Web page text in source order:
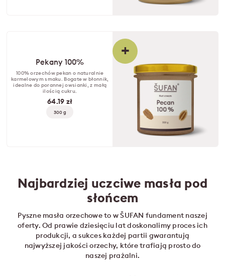
+
Pekany 100%
100% orzechów pekan o naturalnie
karmelowym smaku. Bogate w błonnik,
idealne do porannej owsianki, z małą
ilością cukru.
64.19 zł
300 g
Najbardziej uczciwe masła pod
słońcem
Pyszne masła orzechowe to w ŠUFAN fundament naszej
oferty. Od prawie dziesięciu lat doskonalimy proces ich
produkcji, a sukces każdej partii gwarantują
najwyższej jakości orzechy, które trafiają prosto do
naszej prażalni.